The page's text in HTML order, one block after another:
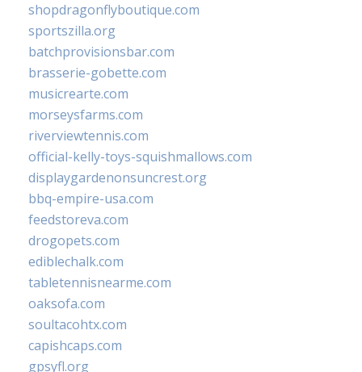
shopdragonflyboutique.com
sportszilla.org
batchprovisionsbar.com
brasserie-gobette.com
musicrearte.com
morseysfarms.com
riverviewtennis.com
official-kelly-toys-squishmallows.com
displaygardenonsuncrest.org
bbq-empire-usa.com
feedstoreva.com
drogopets.com
ediblechalk.com
tabletennisnearme.com
oaksofa.com
soultacohtx.com
capishcaps.com
gpsyfl.org